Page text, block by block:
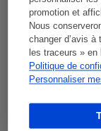
promotion et
Nous
changer d’avis
les traceurs »
Politique de
Personnaliser